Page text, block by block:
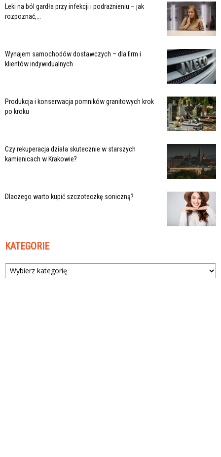
Leki na ból gardła przy infekcji i podrażnieniu – jak
rozpoznać,...
Wynajem samochodów dostawczych – dla firm i
klientów indywidualnych
Produkcja i konserwacja pomników granitowych krok
po kroku
Czy rekuperacja działa skutecznie w starszych
kamienicach w Krakowie?
Dlaczego warto kupić szczoteczkę soniczną?
KATEGORIE
Kategorie